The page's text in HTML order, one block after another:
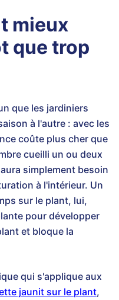
mieux
que trop
que les jardiniers
à l'autre : avec les
coûte plus cher que
cueilli un ou deux
simplement besoin
à l'intérieur. Un
sur le plant, lui,
pour développer
et bloque la
qui s'applique aux
jaunit sur le plant,